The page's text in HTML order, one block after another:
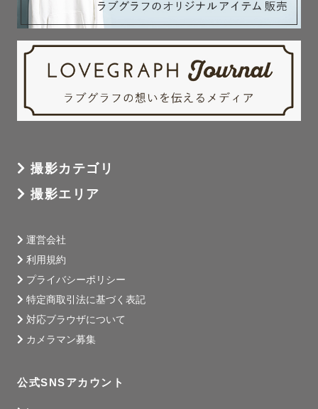
撮影カテゴリ
撮影エリア
運営会社
利用規約
プライバシーポリシー
特定商取引法に基づく表記
対応ブラウザについて
カメラマン募集
公式SNSアカウント